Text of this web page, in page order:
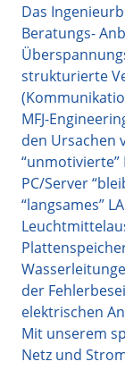
Das
Beratungs-
strukturierte
MFJ-
den Ursachen
“unmotivierte”
PC/Server
“langsames”
der
elektrischen
Mit unserem
Netz und